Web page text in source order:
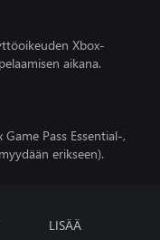
Xbox-
aikana.
Pass Essential-,
erikseen).
LISÄÄ